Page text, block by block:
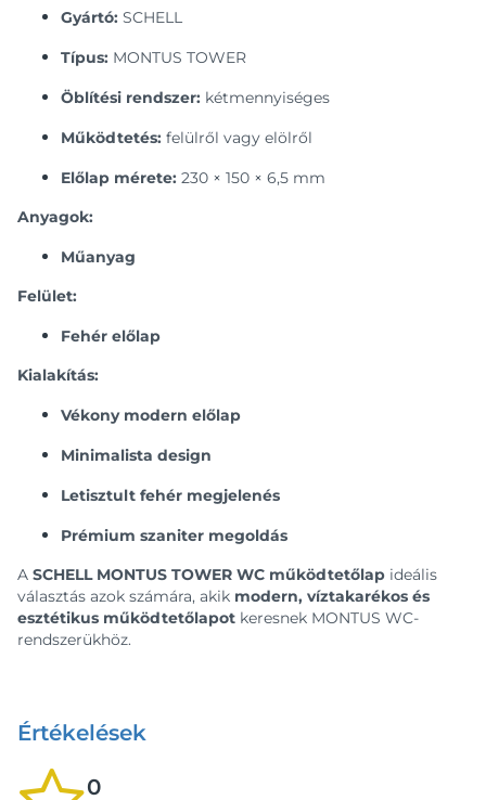
Gyártó: SCHELL
Típus: MONTUS TOWER
Öblítési rendszer: kétmennyiséges
Működtetés: felülről vagy elölről
Előlap mérete: 230 × 150 × 6,5 mm
Anyagok:
Műanyag
Felület:
Fehér előlap
Kialakítás:
Vékony modern előlap
Minimalista design
Letisztult fehér megjelenés
Prémium szaniter megoldás
A SCHELL MONTUS TOWER WC működtetőlap ideális
választás azok számára, akik modern, víztakarékos és
esztétikus működtetőlapot keresnek MONTUS WC-
rendszerükhöz.
Értékelések
0